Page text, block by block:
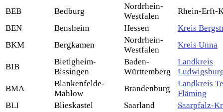
BEB
Bedburg
Nordrhein-
Westfalen
Rhein-Erft-
BEN
Bensheim Hessen
Kreis
BKM
Bergkamen
Nordrhein-
Westfalen
Kreis Unna
BIB
Bietigheim-
Bissingen
Baden-
Württemberg
Landkreis
BMA
Blankenfelde-
Mahlow
Brandenburg
Landkreis
Fläming
BLI
Blieskastel Saarland
Saarpfalz-